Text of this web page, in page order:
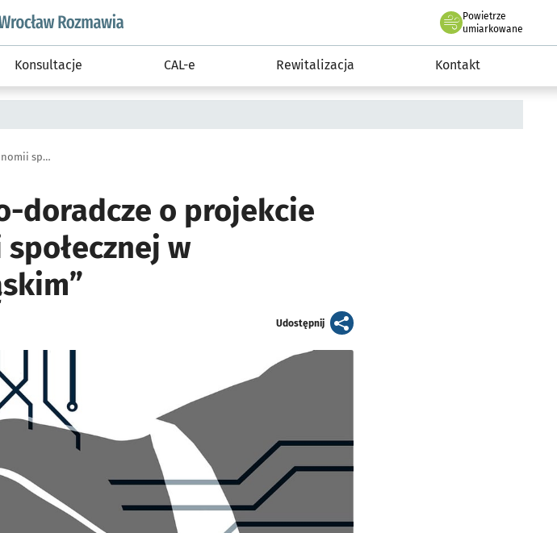
wroclaw.pl podserwis: Rozmawia
Powietrze
we Wrocławiu
umiarkowane
Konsultacje CAL-e Rewitalizacja Kontakt
Spotkanie informacyjno-doradcze o projekcie „Koordynacja ekonomii społecznej w województwie dolnośląskim”
doradcze o projekcie
w
Udostępnijartykuł